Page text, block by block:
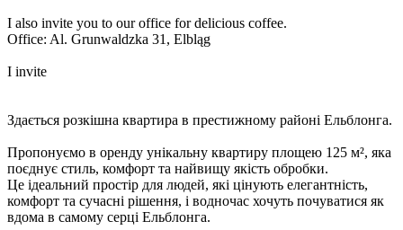
I also invite you to our office for delicious coffee.
Office: Al. Grunwaldzka 31, Elbląg
I invite
Здається розкішна квартира в престижному районі Ельблонга.
Пропонуємо в оренду унікальну квартиру площею 125 м², яка
поєднує стиль, комфорт та найвищу якість обробки.
Це ідеальний простір для людей, які цінують елегантність,
комфорт та сучасні рішення, і водночас хочуть почуватися як
вдома в самому серці Ельблонга.